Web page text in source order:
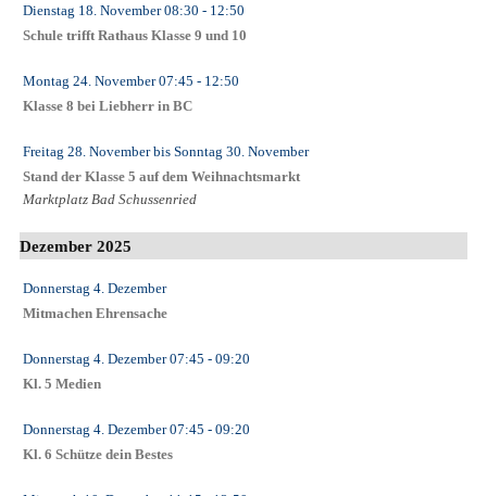
Dienstag 18. November08:30 - 12:50
Schule trifft Rathaus Klasse 9 und 10
Montag 24. November07:45 - 12:50
Klasse 8 bei Liebherr in BC
Freitag 28. Novemberbis Sonntag 30. November
Stand der Klasse 5 auf dem Weihnachtsmarkt
Marktplatz Bad Schussenried
Dezember 2025
Donnerstag 4. Dezember
Mitmachen Ehrensache
Donnerstag 4. Dezember07:45 - 09:20
Kl. 5 Medien
Donnerstag 4. Dezember07:45 - 09:20
Kl. 6 Schütze dein Bestes